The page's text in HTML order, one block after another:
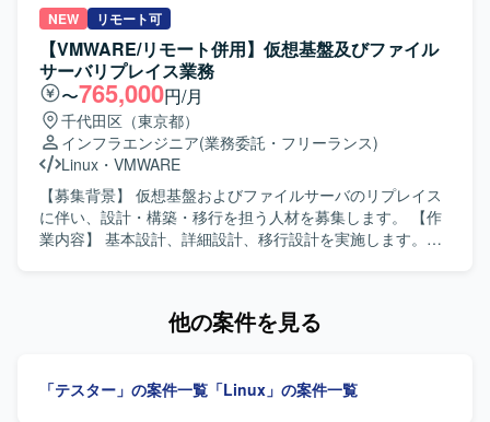
製品のテクニカルサポートを通じて、攻撃手法の理解や各
種ログ解析スキルを実務の中で磨くことができます。製品
の動作検証や技術的な深掘り調査を行うことで、セキュリ
ティ領域の知見を広く深く身につけられる環境です。 【開
発環境】 Windows環境および各種セキュリティ製品、SIEM
基盤を用いたログ解析環境となります。
ポリシーの運用、Zscalerの運用支援、Hyper-V環境やオン
プレミスサーバの運用・監視・障害対応を行います。AWS
上のサーバにおけるOS・ミドルウェア・各種サービスのア
ップデート対応、バックアップ・リストア対応、社内業務
システムのアップデート・障害対応も担当します。あわせ
て、ログや監視情報を活用したトラブルシューティング、
恒久対応・改善策の検討、手順書・構成情報・対応履歴な
どのドキュメント整備を行います。 【求める人物像】 対応
を通じて得られた知見を整理し、手順の標準化や再発防止
につなげられる方を求めています。 【ポジションの魅力】
Windows、Active Directory、Zscaler、Hyper-V、オンプレ
ト・プロキシはZscaler（ZIA、ZPA、Client Connector）、
AWSサービスはEC2、EBS、VPC、IAM、CloudWatch、ス
NEW リモート可
【VMWARE/リモート併用】仮想基盤及びファイル
サーバリプレイス業務
〜765,000円/月
千代田区（東京都）
インフラエンジニア(業務委託・フリーランス)
Linux ・ VMWARE
【募集背景】 仮想基盤およびファイルサーバのリプレイス
に伴い、設計・構築・移行を担う人材を募集します。 【作
業内容】 基本設計、詳細設計、移行設計を実施します。仮
スクに取り組める方を求めています。周囲と良質なコミュ
試験まで一連の工程に携わることができます。 【開発環
他の案件を見る
「テスター」の案件一覧 「Linux」の案件一覧